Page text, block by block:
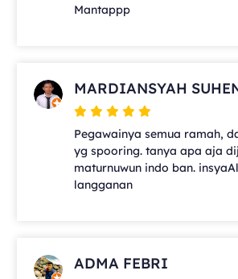
Mantappp
MARDIANSYAH
Pegawainya semua ramah,
yg spooring. tanya apa aja
maturnuwun indo ban.
langganan
ADMA FEBRI